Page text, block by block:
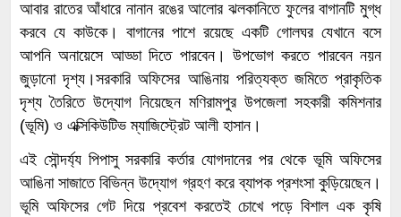
আবার রাতের আঁধারে নানান রঙের আলোর ঝলকানিতে ফুলের বাগানটি মুগ্ধ
করবে যে কাউকে। বাগানের পাশে রয়েছে একটি গোলঘর যেখানে বসে
আপনি অনায়েসে আড্ডা দিতে পারবেন। উপভোগ করতে পারবেন নয়ন
জুড়ানো দৃশ্য।সরকারি অফিসের আঙিনায় পরিত্যক্ত জমিতে প্রাকৃতিক
দৃশ্য তৈরিতে উদ্যোগ নিয়েছেন মণিরামপুর উপজেলা সহকারী কমিশনার
(ভূমি) ও এক্সিকিউটিভ ম্যাজিস্ট্রেট আলী হাসান।
এই সৌন্দর্য্য পিপাসু সরকারি কর্তার যোগদানের পর থেকে ভূমি অফিসের
আঙিনা সাজাতে বিভিন্ন উদ্যোগ গ্রহণ করে ব্যাপক প্রশংসা কুড়িয়েছেন।
ভূমি অফিসের গেট দিয়ে প্রবেশ করতেই চোখে পড়ে বিশাল এক কৃষি